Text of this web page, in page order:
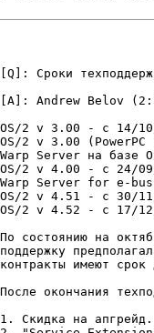
[Q]: Сроки
[A]: Andrew Belov
OS/2 v 3.00 - с 14/
OS/2 v 3.00
Warp Server на базе
OS/2 v 4.00 - c 24/
Warp Server for e-
OS/2 v 4.51 - с 30/
OS/2 v 4.52 - с 17/
По состоянию на
поддержку
контракты имеют
После окончания
1. Скидка на апгрейд.